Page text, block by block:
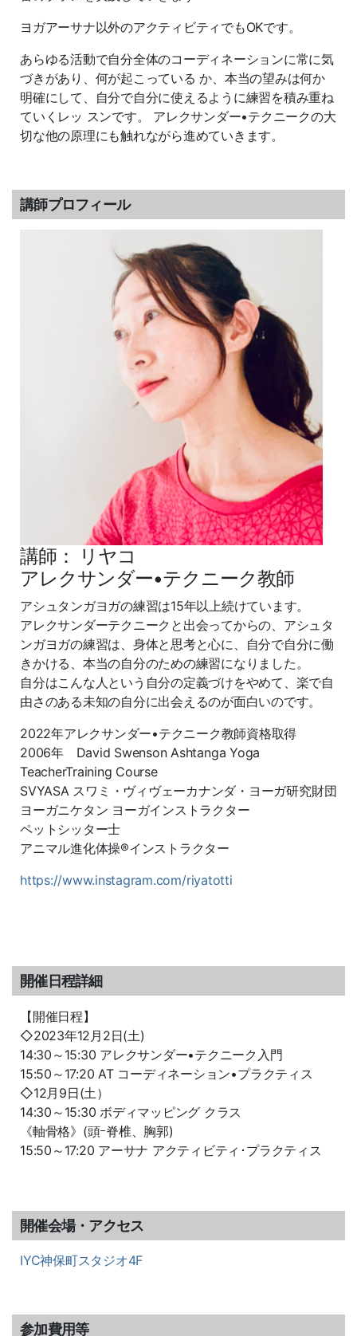
ヨガアーサナ以外のアクティビティでもOKです。
あらゆる活動で自分全体のコーディネーションに常に気
づきがあり、何が起こっている か、本当の望みは何か
明確にして、自分で自分に使えるように練習を積み重ね
ていくレッ スンです。 アレクサンダー•テクニークの大
切な他の原理にも触れながら進めていきます。
講師プロフィール
講師： リヤコ
アレクサンダー•テクニーク教師
アシュタンガヨガの練習は15年以上続けています。
アレクサンダーテクニークと出会ってからの、アシュタ
ンガヨガの練習は、身体と思考と心に、自分で自分に働
きかける、本当の自分のための練習になりました。
自分はこんな人という自分の定義づけをやめて、楽で自
由さのある未知の自分に出会えるのが面白いのです。
2022年アレクサンダー•テクニーク教師資格取得
2006年 David Swenson Ashtanga Yoga
TeacherTraining Course
SVYASA スワミ・ヴィヴェーカナンダ・ヨーガ研究財団
ヨーガニケタン ヨーガインストラクター
ペットシッター士
アニマル進化体操®インストラクター
https://www.instagram.com/riyatotti
開催日程詳細
【開催日程】
◇2023年12月2日(土)
14:30～15:30 アレクサンダー•テクニーク入門
15:50～17:20 AT コーディネーション•プラクティス
◇12月9日(土）
14:30～15:30 ボディマッピング クラス
《軸骨格》(頭ｰ脊椎、胸郭)
15:50～17:20 アーサナ アクティビティ･プラクティス
開催会場・アクセス
IYC神保町スタジオ4F
参加費用等